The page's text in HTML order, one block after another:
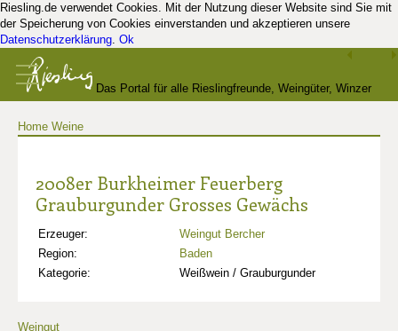
Riesling.de verwendet Cookies. Mit der Nutzung dieser Website sind Sie mit
der Speicherung von Cookies einverstanden und akzeptieren unsere
Datenschutzerklärung. Ok
Das Portal für alle Rieslingfreunde, Weingüter, Winzer
Home Weine
2008er Burkheimer Feuerberg
Grauburgunder Grosses Gewächs
Erzeuger:
Weingut Bercher
Region:
Baden
Kategorie:
Weißwein / Grauburgunder
Weingut